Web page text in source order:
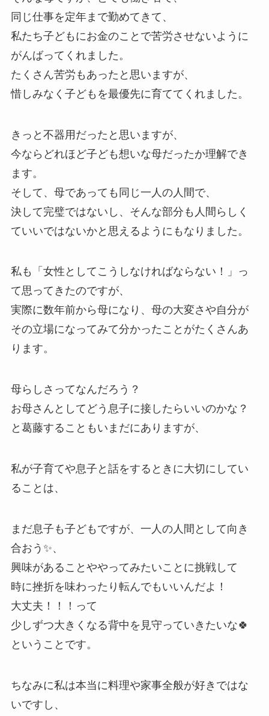
同じ仕事を定年まで勤めてきて、
私たち子どもにお金のことで苦労させないように
がんばってくれました。
たくさん苦労もあったと思いますが、
惜しみなく子どもを最優先に育ててくれました。
きっと不器用だったと思いますが、
今ならどれほど子ども想いな母だったか理解でき
ます。
そして、母であっても同じ一人の人間で、
決して完璧ではないし、そんな部分も人間らしく
ていいではないかと思えるようにもなりました。
私も「女性としてこうしなければならない！」っ
て思ってきたのですが、
実際に数年前から母になり、母の大変さや自分が
その立場になってみて分かったことがたくさんあ
ります。
母らしさってなんだろう？
お母さんとしてどう息子に接したらいいのかな？
と葛藤することもいまだにありますが、
私が子育てや息子と話をするときに大切にしてい
ることは、
まだ息子も子どもですが、一人の人間として向き
合おう✨、
興味があることややってみたいことに挑戦して
時に挫折を味わったり転んでもいいんだよ！
大丈夫！！！って
少しずつ大きくなる背中を見守っていきたいな🍀
ということです。
ちなみに私は本当に料理や家事全般が好きではな
いですし、